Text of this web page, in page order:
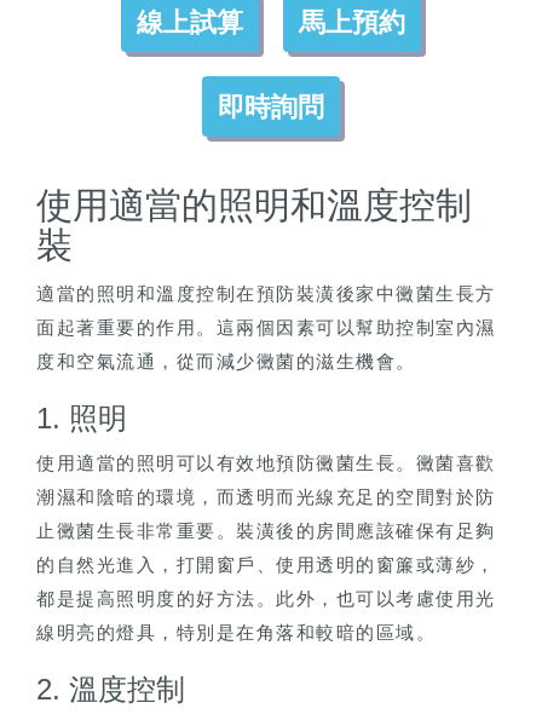
線上試算 馬上預約
即時詢問
使用適當的照明和溫度控制
裝
適當的照明和溫度控制在預防裝潢後家中黴菌生長方
面起著重要的作用。這兩個因素可以幫助控制室內濕
度和空氣流通，從而減少黴菌的滋生機會。
1. 照明
使用適當的照明可以有效地預防黴菌生長。黴菌喜歡
潮濕和陰暗的環境，而透明而光線充足的空間對於防
止黴菌生長非常重要。裝潢後的房間應該確保有足夠
的自然光進入，打開窗戶、使用透明的窗簾或薄紗，
都是提高照明度的好方法。此外，也可以考慮使用光
線明亮的燈具，特別是在角落和較暗的區域。
2. 溫度控制